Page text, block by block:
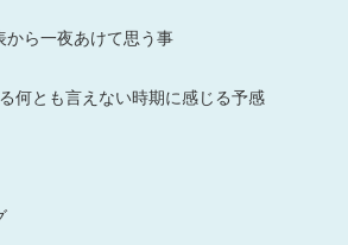
から一夜あけて思う事
何とも言えない時期に感じる予感